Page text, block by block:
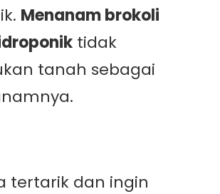
Menanam brokoli
tidak
tanah sebagai
tertarik dan ingin